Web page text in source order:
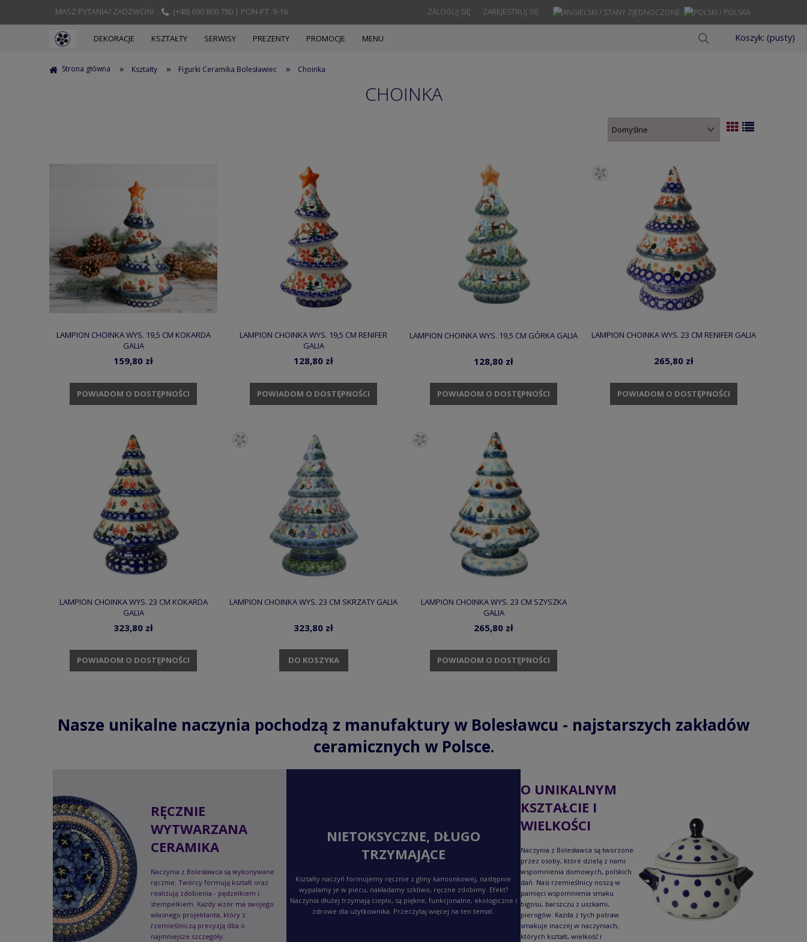
MASZ PYTANIA? ZADZWOŃ! (+48) 690 800 780 | PON-PT. 9-16 ZAREJESTRUJ SIĘ
ZALOGUJ SIĘ
Koszyk: (pusty)
DEKORACJE KSZTAŁTY SERWISY PREZENTY PROMOCJE MENU
Strona główna » Kształty » Figurki Ceramika Bolesławiec » Choinka
CHOINKA
LAMPION CHOINKA WYS. 19,5 CM KOKARDA
GALIA
159,80 zł
POWIADOM O DOSTĘPNOŚCI
LAMPION CHOINKA WYS. 19,5 CM RENIFER
GALIA
128,80 zł
POWIADOM O DOSTĘPNOŚCI
LAMPION CHOINKA WYS. 19,5 CM GÓRKA GALIA
128,80 zł
POWIADOM O DOSTĘPNOŚCI
LAMPION CHOINKA WYS. 23 CM RENIFER GALIA
265,80 zł
POWIADOM O DOSTĘPNOŚCI
LAMPION CHOINKA WYS. 23 CM KOKARDA
GALIA
323,80 zł
POWIADOM O DOSTĘPNOŚCI
LAMPION CHOINKA WYS. 23 CM SKRZATY GALIA
323,80 zł
DO KOSZYKA
LAMPION CHOINKA WYS. 23 CM SZYSZKA
GALIA
265,80 zł
POWIADOM O DOSTĘPNOŚCI
Nasze unikalne naczynia pochodzą z manufaktury w Bolesławcu - najstarszych zakładów
ceramicznych w Polsce.
RĘCZNIE
WYTWARZANA
CERAMIKA
Naczynia z Bolesławca są wykonywane
ręcznie. Twórcy formują kształt oraz
realizują zdobienia - pędzelkiem i
stempelkiem. Każdy wzór ma swojego
własnego projektanta, który z
rzemieślniczą precyzją dba o
najmniejsze szczegóły.
NIETOKSYCZNE, DŁUGO
TRZYMAJĄCE
Kształty naczyń formujemy ręcznie z gliny kamionkowej, następnie
wypalamy je w piecu, nakładamy szkliwo, ręczne zdobimy. Efekt?
Naczynia dłużej trzymają ciepło, są piękne, funkcjonalne, ekologiczne i
zdrowe dla użytkownika. Przeczytaj więcej na ten temat.
O UNIKALNYM
KSZTAŁCIE I
WIELKOŚCI
Naczynia z Bolesławca są tworzone
przez osoby, które dzielą z nami
wspomnienia domowych, polskich
dań. Nasi rzemieślnicy noszą w
pamięci wspomnienia smaku
bigosu, barszczu z uszkami,
pierogów. Każda z tych potraw
smakuje inaczej w naczyniach,
których kształt, wielkość i